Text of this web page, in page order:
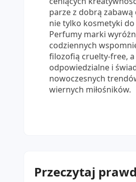
parze z dobrą
nie tylko kosmetyki
Perfumy marki
codziennych
filozofią cruelty-free,
odpowiedzialne i
nowoczesnych
wiernych miłośników.
Przeczytaj